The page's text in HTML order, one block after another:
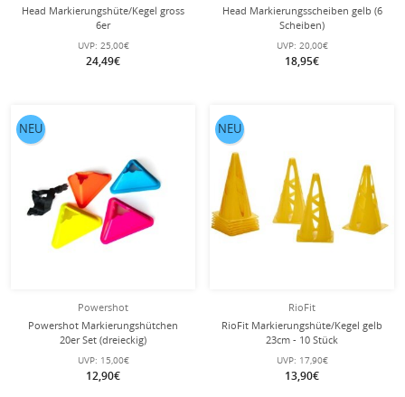
Head Markierungshüte/Kegel gross
6er
UVP: 25,00€
24,49€
Head Markierungsscheiben gelb (6
Scheiben)
UVP: 20,00€
18,95€
Powershot
Powershot Markierungshütchen
20er Set (dreieckig)
UVP: 15,00€
12,90€
NEU
RioFit
RioFit Markierungshüte/Kegel gelb
23cm - 10 Stück
UVP: 17,90€
13,90€
NEU